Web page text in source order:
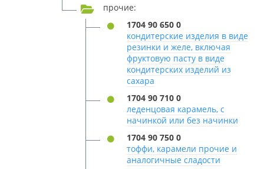
прочие:
1704 90 650 0
кондитерские изделия в виде
резинки и желе, включая
фруктовую пасту в виде
кондитерских изделий из
сахара
1704 90 710 0
леденцовая карамель, с
начинкой или без начинки
1704 90 750 0
тоффи, карамели прочие и
аналогичные сладости